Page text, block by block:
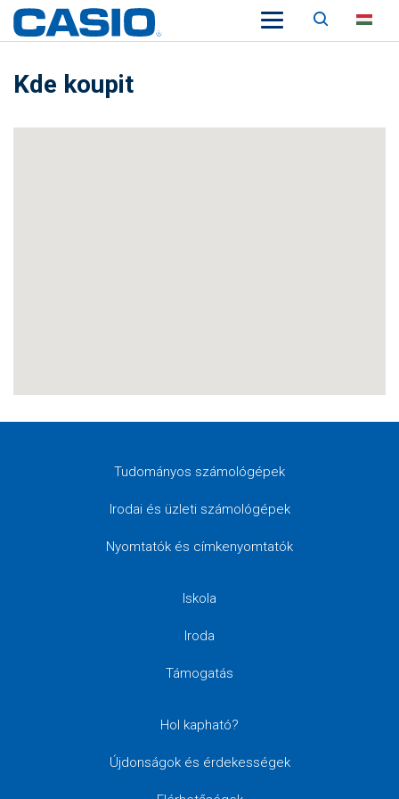
Keresés
Kde koupit
Tudományos számológépek
Irodai és üzleti számológépek
Nyomtatók és címkenyomtatók
Iskola
Iroda
Támogatás
Hol kapható?
Újdonságok és érdekességek